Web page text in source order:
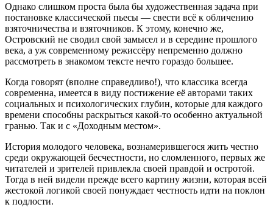
Однако слишком проста была бы художественная задача при
постановке классической пьесы — свести всё к обличению
взяточничества и взяточников. К этому, конечно же,
Островский не сводил свой замысел и в середине прошлого
века, а уж современному режиссёру непременно должно
рассмотреть в знакомом тексте нечто гораздо большее.
Когда говорят (вполне справедливо!), что классика все­гда
современна, имеется в виду постижение её авторами таких
социальных и психологических глубин, которые для каждого
времени способны раскрыться какой-то особенно актуальной
гранью. Так и с «Доходным местом».
История молодого человека, вознамерившегося жить честно
среди окружающей бесчестности, но сломленного, первых же
читателей и зрителей привлекла своей правдой и остротой.
Тогда в ней видели прежде всего картину жизни, которая всей
жестокой логикой своей понуждает честность идти на поклон
к подлости.